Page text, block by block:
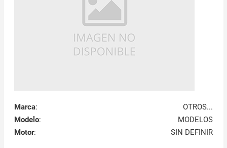
Marca:
OTROS...
Modelo:
MODELOS
Motor: SIN DEFINIR